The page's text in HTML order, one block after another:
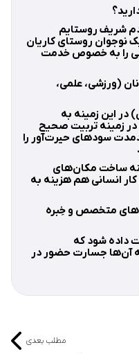
شریف روستایم
نوجوان روستای کاریان
را به خصوص خدمت
(ورزشی، علمی،
در این زمینه به
در زمینه تربیت صحیح
سودهای حیرت‌آور را
ساخت مکان‌های
انسانی هم هزینه به
متخصص و خِبره
داده شود که
آن‌ها جسارت حضور در
مطلب بعدی